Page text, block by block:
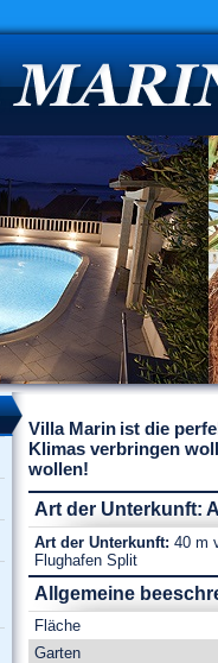
Villa Marin ist die
Klimas verbringen
wollen!
Art der Unterkunft:
Art der Unterkunft: 40 m
Flughafen Split
Allgemeine
Fläche
Garten